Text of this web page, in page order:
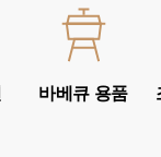
바베큐 용품